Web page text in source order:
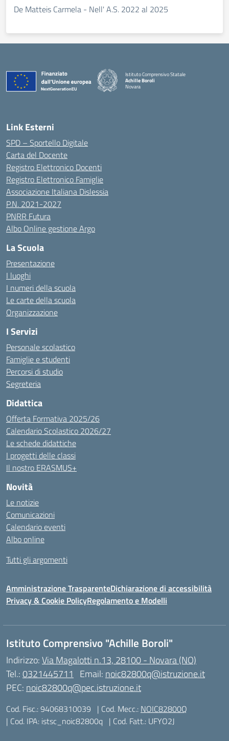
De Matteis Carmela - Nell' A.S. 2022 al 2025
Istituto Comprensivo Statale
Achille Boroli
Novara
Link Esterni
SPD – Sportello Digitale
Carta del Docente
Registro Elettronico Docenti
Registro Elettronico Famiglie
Associazione Italiana Dislessia
P.N. 2021-2027
PNRR Futura
Albo Online gestione Argo
La Scuola
Presentazione
I luoghi
I numeri della scuola
Le carte della scuola
Organizzazione
I Servizi
Personale scolastico
Famiglie e studenti
Percorsi di studio
Segreteria
Didattica
Offerta Formativa 2025/26
Calendario Scolastico 2026/27
Le schede didattiche
I progetti delle classi
Il nostro ERASMUS+
Novità
Le notizie
Comunicazioni
Calendario eventi
Albo online
Tutti gli argomenti
Amministrazione TrasparenteDichiarazione di accessibilità
Privacy & Cookie PolicyRegolamento e Modelli
Istituto Comprensivo "Achille Boroli"
Indirizzo:Via Magalotti n.13, 28100 - Novara (NO)
Tel.:0321445711 Email: noic82800q@istruzione.it
PEC: noic82800q@pec.istruzione.it
Cod. Fisc.: 94068310039 | Cod. Mecc.: NOIC82800Q
| Cod. IPA: istsc_noic82800q | Cod. Fatt.: UFYO2J